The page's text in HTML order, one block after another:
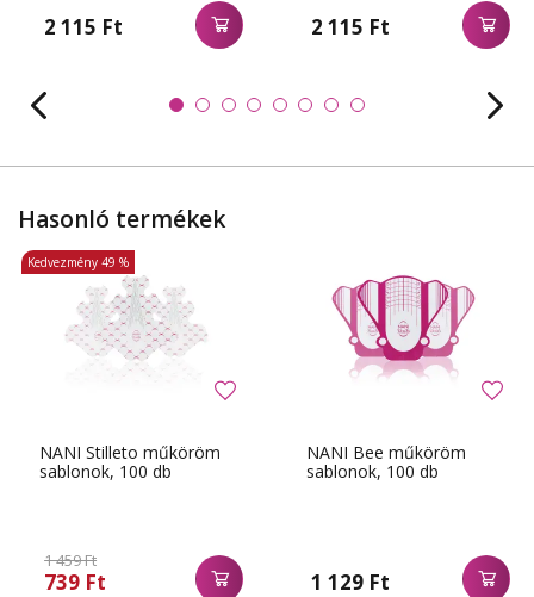
2 115 Ft 2 115 Ft
Hasonló termékek
NANI Stilleto műköröm
sablonok, 100 db
1 459 Ft
739 Ft
Kedvezmény 49 %
NANI Bee műköröm
sablonok, 100 db
1 129 Ft